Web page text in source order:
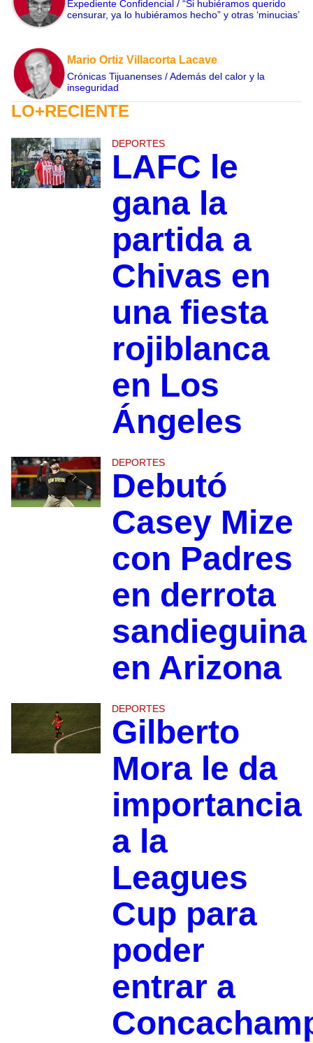
Expediente Confidencial / “Si hubiéramos querido
censurar, ya lo hubiéramos hecho” y otras ‘minucias’
Mario Ortiz Villacorta Lacave
Crónicas Tijuanenses / Además del calor y la
inseguridad
LO+RECIENTE
DEPORTES
LAFC le
gana la
partida a
Chivas en
una fiesta
rojiblanca
en Los
Ángeles
DEPORTES
Debutó
Casey Mize
con Padres
en derrota
sandieguina
en Arizona
DEPORTES
Gilberto
Mora le da
importancia
a la
Leagues
Cup para
poder
entrar a